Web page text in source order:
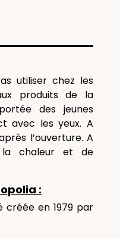
utiliser chez les
produits de la
des jeunes
avec les yeux. A
l’ouverture. A
la chaleur et de
:
créée en 1979 par